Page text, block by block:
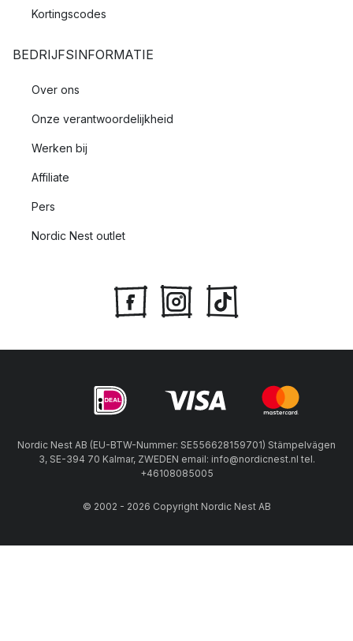
Kortingscodes
BEDRIJFSINFORMATIE
Over ons
Onze verantwoordelijkheid
Werken bij
Affiliate
Pers
Nordic Nest outlet
Nordic Nest AB (EU-BTW-Nummer: SE556628159701) Stämpelvägen
3, SE-394 70 Kalmar, ZWEDEN email: info@nordicnest.nl tel.
+46108085005
© 2002 - 2026 Copyright Nordic Nest AB